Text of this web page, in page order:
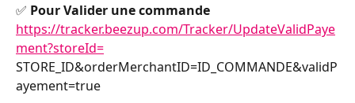
✅ Pour Valider une commande
https://tracker.beezup.com/Tracker/UpdateValidPaye
ment?storeId=
STORE_ID&orderMerchantID=ID_COMMANDE&validP
ayement=true